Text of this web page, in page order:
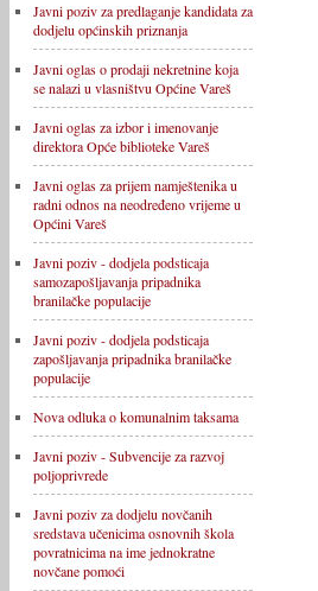
Javni poziv za predlaganje kandidata za
dodjelu općinskih priznanja
Javni oglas o prodaji nekretnine koja
se nalazi u vlasništvu Općine Vareš
Javni oglas za izbor i imenovanje
direktora Opće biblioteke Vareš
Javni oglas za prijem namještenika u
radni odnos na neodređeno vrijeme u
Općini Vareš
Javni poziv - dodjela podsticaja
samozapošljavanja pripadnika
branilačke populacije
Javni poziv - dodjela podsticaja
zapošljavanja pripadnika branilačke
populacije
Nova odluka o komunalnim taksama
Javni poziv - Subvencije za razvoj
poljoprivrede
Javni poziv za dodjelu novčanih
sredstava učenicima osnovnih škola
povratnicima na ime jednokratne
novčane pomoći